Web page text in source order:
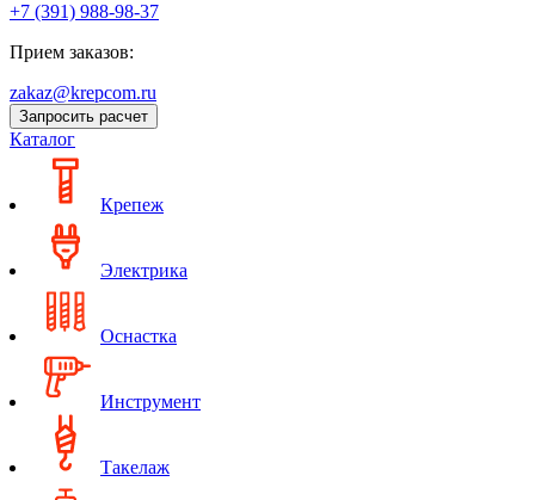
+7 (391) 988-98-37
Прием заказов:
zakaz@krepcom.ru
Запросить расчет
Каталог
Крепеж
Электрика
Оснастка
Инструмент
Такелаж